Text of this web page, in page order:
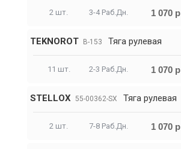
2 шт. 3-4 Раб.Дн. 1 070 р
TEKNOROT B-153 Тяга рулевая
11 шт. 2-3 Раб.Дн. 1 070 р
STELLOX 55-00362-SX Тяга рулевая
2 шт. 7-8 Раб.Дн. 1 070 р